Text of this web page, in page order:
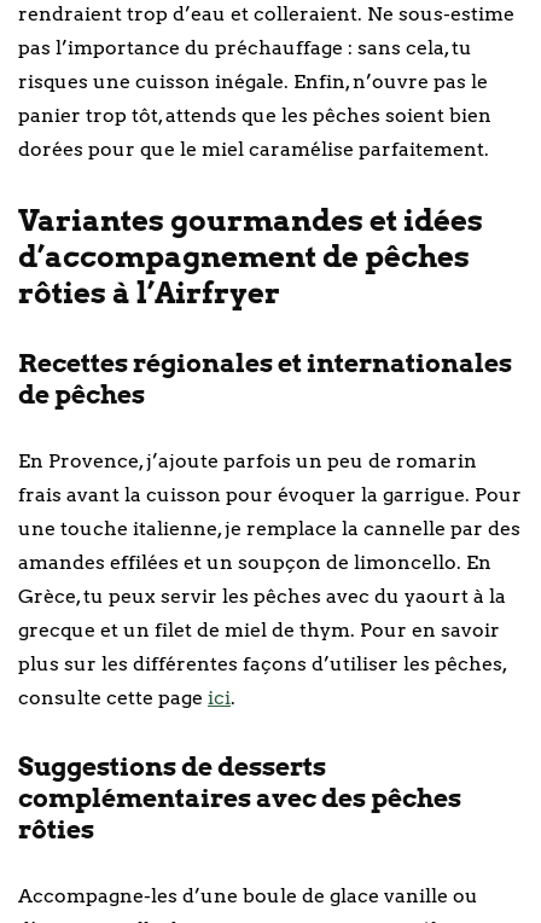
rendraient trop d’eau et colleraient. Ne sous-estime
pas l’importance du préchauffage : sans cela, tu
risques une cuisson inégale. Enfin, n’ouvre pas le
panier trop tôt, attends que les pêches soient bien
dorées pour que le miel caramélise parfaitement.
Variantes gourmandes et idées
d’accompagnement de pêches
rôties à l’Airfryer
Recettes régionales et internationales
de pêches
En Provence, j’ajoute parfois un peu de romarin
frais avant la cuisson pour évoquer la garrigue. Pour
une touche italienne, je remplace la cannelle par des
amandes effilées et un soupçon de limoncello. En
Grèce, tu peux servir les pêches avec du yaourt à la
grecque et un filet de miel de thym. Pour en savoir
plus sur les différentes façons d’utiliser les pêches,
consulte cette page ici.
Suggestions de desserts
complémentaires avec des pêches
rôties
Accompagne-les d’une boule de glace vanille ou